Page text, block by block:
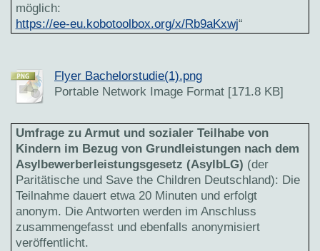
möglich:
https://ee-eu.kobotoolbox.org/x/Rb9aKxwj“
Flyer Bachelorstudie(1).png
Portable Network Image Format [171.8 KB]
Umfrage zu Armut und sozialer Teilhabe von
Kindern im Bezug von Grundleistungen nach dem
Asylbewerberleistungsgesetz (AsylbLG) (der
Paritätische und Save the Children Deutschland): Die
Teilnahme dauert etwa 20 Minuten und erfolgt
anonym. Die Antworten werden im Anschluss
zusammengefasst und ebenfalls anonymisiert
veröffentlicht.